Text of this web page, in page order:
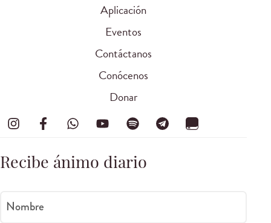
Aplicación
Eventos
Contáctanos
Conócenos
Donar
Recibe ánimo diario
Nombre